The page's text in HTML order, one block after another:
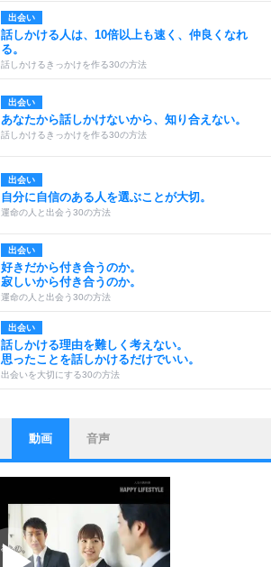
出会い
話しかける人は、10倍以上も速く、仲良くなれ
る。
話しかけるきっかけを作る30の方法
出会い
あなたから話しかけないから、知り合えない。
話しかけるきっかけを作る30の方法
出会い
自分に自信のある人を選ぶことが大切。
運命の人と出会う30の方法
出会い
好きだから付き合うのか。
寂しいから付き合うのか。
運命の人と出会う30の方法
出会い
話しかける理由を難しく考えない。
思ったことを話しかけるだけでいい。
出会いを大切にする30の方法
ストレス対策
他人と比べない。
いっそのこと、他人を見ない。
いらいらしない人になる30の方法
プラス思考
ポジティブになれない原因は、行動しないから。
ポジティブ思考になる30の方法
動画 音声